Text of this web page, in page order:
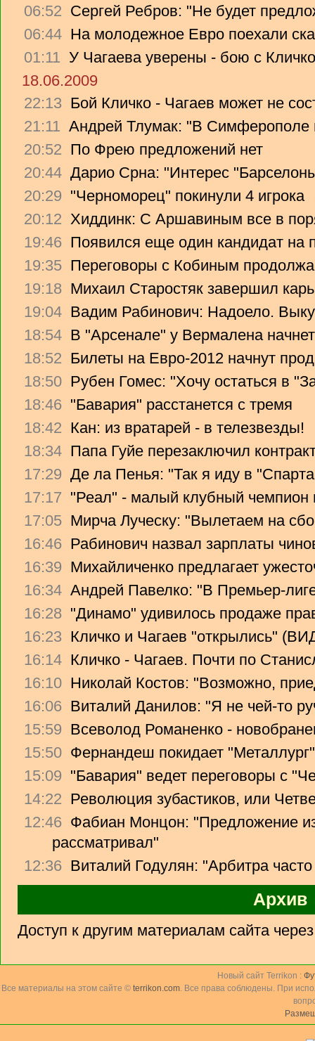
06:52 Сергей Ребров: "Не будет
06:44 На молодежное Евро поехали
01:11 У Чагаева уверены - бою с
18.06.2009
22:13 Бой Кличко - Чагаев может не
21:11 Андрей Тлумак: "В Симферополе
20:52 По Фрею предложений нет
20:44 Дарио Срна: "Интерес
20:29 "Черноморец" покинули 4 игрока
20:12 Хиддинк: С Аршавиным все в
19:46 Появился еще один кандидат на
19:35 Переговоры с Кобиным
19:18 Михаил Старостяк завершил
19:04 Вадим Рабинович: Надоело.
18:54 В "Арсенале" у Вермалена
18:52 Билеты на Евро-2012 начнут
18:50 Рубен Гомес: "Хочу остаться в
18:46 "Бавария" расстанется с тремя
18:42 Кан: из вратарей - в телезвезды!
18:34 Папа Гуйе перезаключил
17:29 Де ла Пенья: "Так я иду в
17:17 "Реал" - малый клубный чемпион
17:05 Мирча Луческу: "Вылетаем на
16:46 Рабинович назвал зарплаты
16:39 Михайличенко предлагает
16:34 Андрей Павелко: "В Премьер-
16:28 "Динамо" удивилось продаже
16:23 Кличко и Чагаев "открылись"
16:14 Кличко - Чагаев. Почти по
16:10 Николай Костов: "Возможно,
16:06 Виталий Данилов: "Я не чей-то
15:59 Всеволод Романенко -
15:50 Фернандеш покидает "Металлург"
15:09 "Бавария" ведет переговоры с
14:22 Революция зубастиков, или
12:46 Фабиан Монцон: "Предложение
рассматривал"
12:36 Виталий Годулян: "Арбитра
Архив
Доступ к другим материалам сайта
Новый сайт Terrikon :
Все материалы на этом сайте © terrikon.com. Все права соблюдены. При